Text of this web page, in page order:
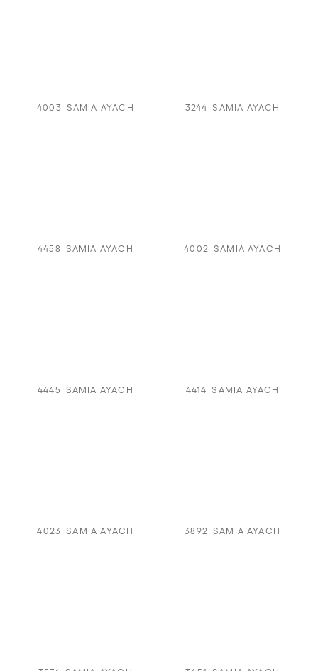
4003 SAMIA AYACH 3244 SAMIA AYACH
4458 SAMIA AYACH 4002 SAMIA AYACH
4445 SAMIA AYACH 4414 SAMIA AYACH
4023 SAMIA AYACH 3892 SAMIA AYACH